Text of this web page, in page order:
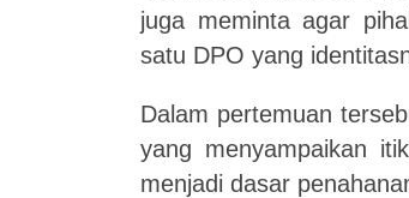
juga meminta agar
satu DPO yang
Dalam pertemuan
yang menyampaikan
menjadi dasar